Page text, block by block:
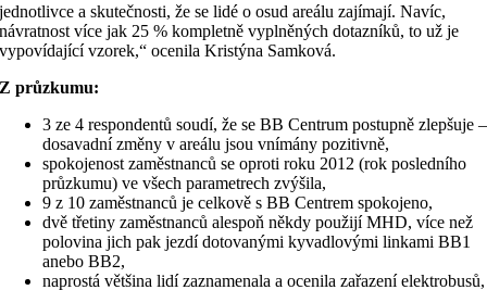
jednotlivce a skutečnosti, že se lidé o osud areálu zajímají. Navíc,
návratnost více jak 25 % kompletně vyplněných dotazníků, to už je
vypovídající vzorek,“ ocenila Kristýna Samková.
Z průzkumu:
3 ze 4 respondentů soudí, že se BB Centrum postupně zlepšuje –
dosavadní změny v areálu jsou vnímány pozitivně,
spokojenost zaměstnanců se oproti roku 2012 (rok posledního
průzkumu) ve všech parametrech zvýšila,
9 z 10 zaměstnanců je celkově s BB Centrem spokojeno,
dvě třetiny zaměstnanců alespoň někdy použijí MHD, více než
polovina jich pak jezdí dotovanými kyvadlovými linkami BB1
anebo BB2,
naprostá většina lidí zaznamenala a ocenila zařazení elektrobusů,